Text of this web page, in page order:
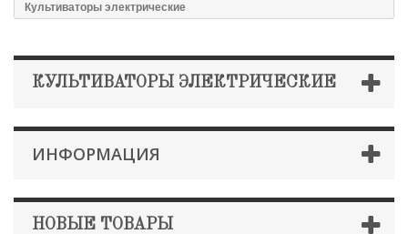
Культиваторы электрические
КУЛЬТИВАТОРЫ ЭЛЕКТРИЧЕСКИЕ
ИНФОРМАЦИЯ
НОВЫЕ ТОВАРЫ